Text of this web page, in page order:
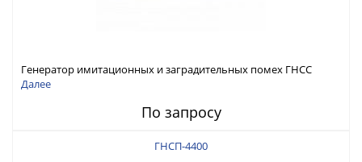
Генератор имитационных и заградительных помех ГНСС
RFТех ГНСП-4800
Далее
По запросу
ГНСП-4400